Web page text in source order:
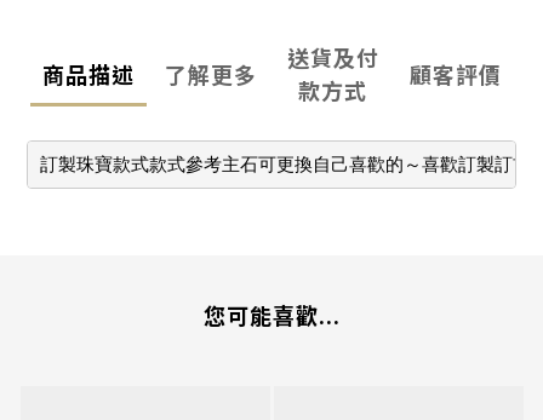
商品描述 了解更多
送貨及付
款方式
顧客評價
訂製珠寶款式款式參考主石可更換自己喜歡的～喜歡訂製訂首
您可能喜歡...